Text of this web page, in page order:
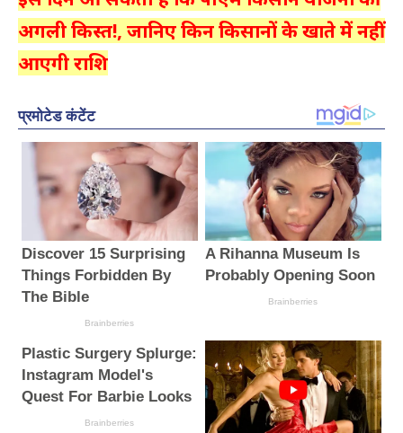
अगली किस्त!, जानिए किन किसानों के खाते में नहीं
आएगी राशि